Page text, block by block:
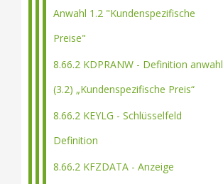
Anwahl 1.2 "Kundenspezifische
Preise"
8.66.2 KDPRANW - Definition anwahl
(3.2) „Kundenspezifische Preis“
8.66.2 KEYLG - Schlüsselfeld
Definition
8.66.2 KFZDATA - Anzeige